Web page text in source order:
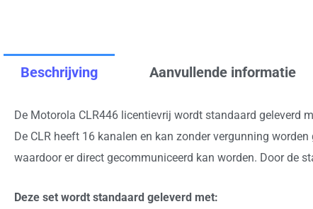
Beschrijving Aanvullende informatie
De Motorola CLR446 licentievrij wordt standaard geleverd
De CLR heeft 16 kanalen en kan zonder vergunning
waardoor er direct gecommuniceerd kan worden. Door de
Deze set wordt standaard geleverd met: